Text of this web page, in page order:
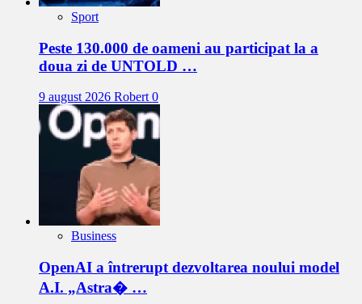
Sport
Peste 130.000 de oameni au participat la a
doua zi de UNTOLD …
9 august 2026 Robert0
Business
OpenAI a întrerupt dezvoltarea noului model
A.I. „Astra� …